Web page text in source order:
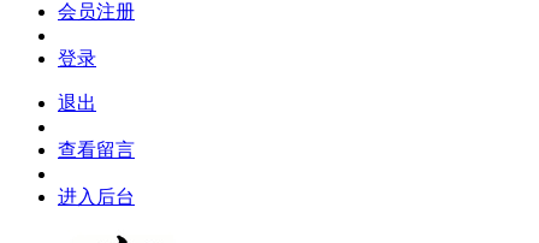
会员注册
登录
退出
查看留言
进入后台